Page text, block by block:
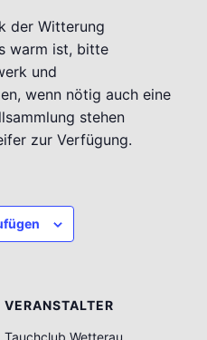
der Witterung
warm ist, bitte
und
wenn nötig auch eine
stehen
zur Verfügung.
VERANSTALTER